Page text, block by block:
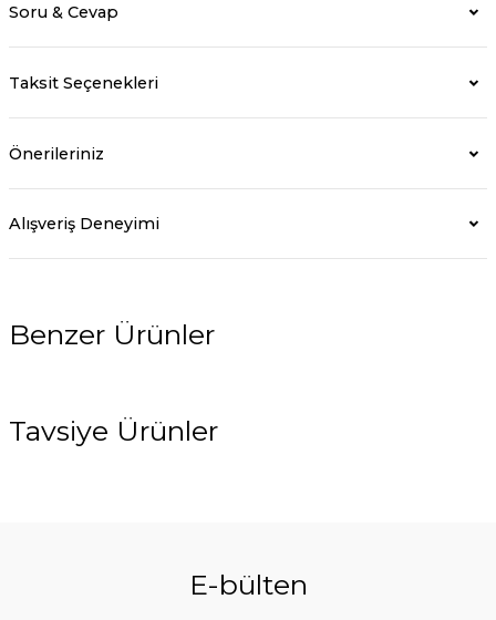
Soru & Cevap
Taksit Seçenekleri
Önerileriniz
Alışveriş Deneyimi
Benzer Ürünler
Tavsiye Ürünler
E-bülten